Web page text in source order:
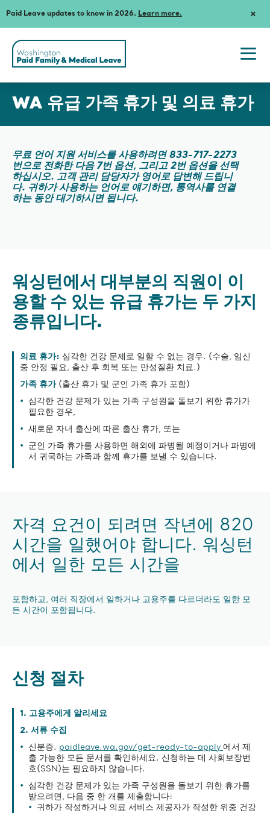
Paid Leave updates to know in 2026. Learn more.
and
Medical
Leave
Korean
WA 유급 가족 휴가 및 의료 휴가
무료 언어 지원 서비스를 사용하려면 833-717-2273
번으로 전화한 다음 7번 옵션, 그리고 2번 옵션을 선택
하십시오. 고객 관리 담당자가 영어로 답변해 드립니
다. 귀하가 사용하는 언어로 얘기하면, 통역사를 연결
하는 동안 대기하시면 됩니다.
워싱턴에서 대부분의 직원이 이
용할 수 있는 유급 휴가는 두 가지
종류입니다.
의료 휴가: 심각한 건강 문제로 일할 수 없는 경우. (수술, 임신
중 안정 필요, 출산 후 회복 또는 만성질환 치료.)
가족 휴가(출산 휴가 및 군인 가족 휴가 포함)
심각한 건강 문제가 있는 가족 구성원을 돌보기 위한 휴가가
필요한 경우,
새로운 자녀 출산에 따른 출산 휴가, 또는
군인 가족 휴가를 사용하면 해외에 파병될 예정이거나 파병에
서 귀국하는 가족과 함께 휴가를 보낼 수 있습니다.
자격 요건이 되려면 작년에 820
시간을 일했어야 합니다. 워싱턴
에서 일한 모든 시간을
포함하고, 여러 직장에서 일하거나 고용주를 다르더라도 일한 모
든 시간이 포함됩니다.
신청 절차
1. 고용주에게 알리세요
2. 서류 수집
신분증. paidleave.wa.gov/get-ready-to-apply 에서 제
출 가능한 모든 문서를 확인하세요. 신청하는 데 사회보장번
호(SSN)는 필요하지 않습니다.
심각한 건강 문제가 있는 가족 구성원을 돌보기 위한 휴가를
받으려면, 다음 중 한 개를 제출합니다:
귀하가 작성하거나 의료 서비스 제공자가 작성한 위중 건강